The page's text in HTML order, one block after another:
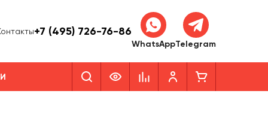
+7 (495) 726-76-86
WhatsAppTelegram